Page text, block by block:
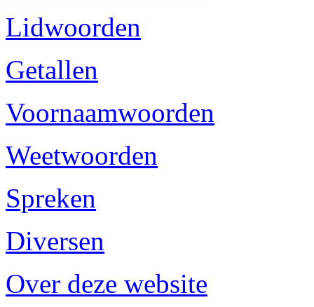
Lidwoorden
Getallen
Voornaamwoorden
Weetwoorden
Spreken
Diversen
Over deze website